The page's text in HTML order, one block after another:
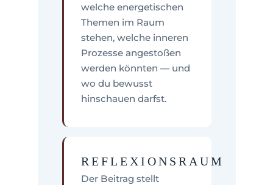
welche energetischen
Themen im Raum
stehen, welche inneren
Prozesse angestoßen
werden könnten — und
wo du bewusst
hinschauen darfst.
REFLEXIONSRAUM
Der Beitrag stellt